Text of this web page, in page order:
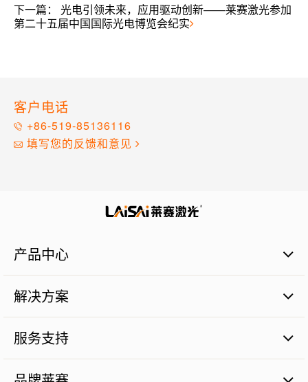
下一篇： 光电引领未来，应用驱动创新——莱赛激光参加
第二十五届中国国际光电博览会纪实
客户电话
+86-519-85136116
填写您的反馈和意见
产品中心
激光扫平仪
激光标线仪
激光标点仪
瓷砖铺贴
激光测量仪器
解决方案
商业建筑施工篇
管道施工篇
农业土地整平篇
砼面摊铺篇
服务支持
品质保证
售后服务